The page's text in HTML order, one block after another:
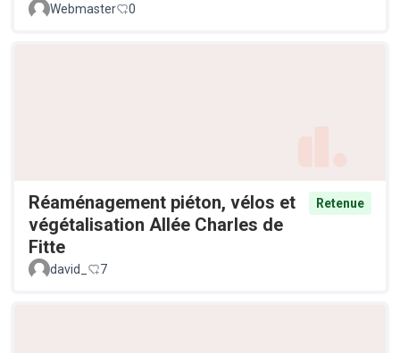
Webmaster 0
Réaménagement piéton, vélos et
végétalisation Allée Charles de
Fitte
Retenue
david_ 7